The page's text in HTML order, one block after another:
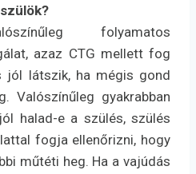
folyamatos
azaz CTG mellett fog
jól látszik, ha mégis gond
Valószínűleg gyakrabban
halad-e a szülés, szülés
fogja ellenőrizni, hogy
műtéti heg. Ha a vajúdás